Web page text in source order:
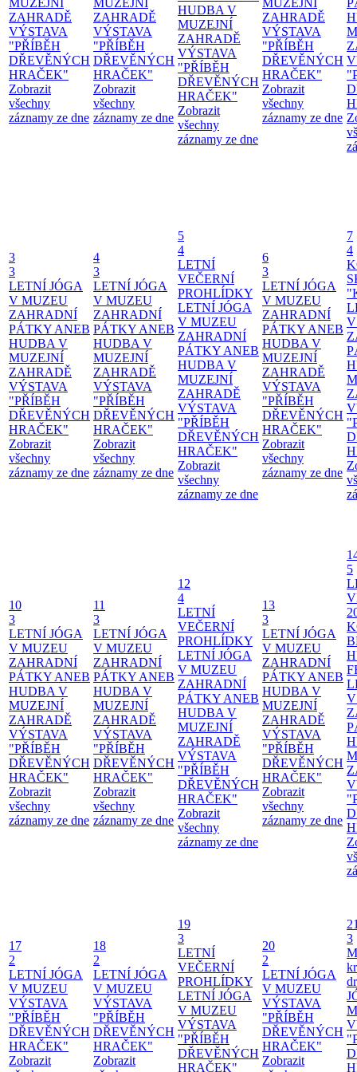
ZAHRADĚ
VÝSTAVA
"PŘÍBĚH
DŘEVĚNÝCH
HRAČEK"
Zobrazit
všechny
záznamy ze dne
ZAHRADĚ
VÝSTAVA
"PŘÍBĚH
DŘEVĚNÝCH
HRAČEK"
Zobrazit
všechny
záznamy ze dne
HUDBA V
MUZEJNÍ
ZAHRADĚ
VÝSTAVA
"PŘÍBĚH
DŘEVĚNÝCH
HRAČEK"
Zobrazit
všechny
záznamy ze dne
ZAHRADĚ
VÝSTAVA
"PŘÍBĚH
DŘEVĚNÝCH
HRAČEK"
Zobrazit
všechny
záznamy ze dne
3
3
LETNÍ JÓGA
V MUZEU
ZAHRADNÍ
PÁTKY ANEB
HUDBA V
MUZEJNÍ
ZAHRADĚ
VÝSTAVA
"PŘÍBĚH
DŘEVĚNÝCH
HRAČEK"
Zobrazit
všechny
záznamy ze dne
4
3
LETNÍ JÓGA
V MUZEU
ZAHRADNÍ
PÁTKY ANEB
HUDBA V
MUZEJNÍ
ZAHRADĚ
VÝSTAVA
"PŘÍBĚH
DŘEVĚNÝCH
HRAČEK"
Zobrazit
všechny
záznamy ze dne
5
4
LETNÍ
VEČERNÍ
PROHLÍDKY
LETNÍ JÓGA
V MUZEU
ZAHRADNÍ
PÁTKY ANEB
HUDBA V
MUZEJNÍ
ZAHRADĚ
VÝSTAVA
"PŘÍBĚH
DŘEVĚNÝCH
HRAČEK"
Zobrazit
všechny
záznamy ze dne
6
3
LETNÍ JÓGA
V MUZEU
ZAHRADNÍ
PÁTKY ANEB
HUDBA V
MUZEJNÍ
ZAHRADĚ
VÝSTAVA
"PŘÍBĚH
DŘEVĚNÝCH
HRAČEK"
Zobrazit
všechny
záznamy ze dne
7
4
10
3
LETNÍ JÓGA
V MUZEU
ZAHRADNÍ
PÁTKY ANEB
HUDBA V
MUZEJNÍ
ZAHRADĚ
VÝSTAVA
"PŘÍBĚH
DŘEVĚNÝCH
HRAČEK"
Zobrazit
všechny
záznamy ze dne
11
3
LETNÍ JÓGA
V MUZEU
ZAHRADNÍ
PÁTKY ANEB
HUDBA V
MUZEJNÍ
ZAHRADĚ
VÝSTAVA
"PŘÍBĚH
DŘEVĚNÝCH
HRAČEK"
Zobrazit
všechny
záznamy ze dne
12
4
LETNÍ
VEČERNÍ
PROHLÍDKY
LETNÍ JÓGA
V MUZEU
ZAHRADNÍ
PÁTKY ANEB
HUDBA V
MUZEJNÍ
ZAHRADĚ
VÝSTAVA
"PŘÍBĚH
DŘEVĚNÝCH
HRAČEK"
Zobrazit
všechny
záznamy ze dne
13
3
LETNÍ JÓGA
V MUZEU
ZAHRADNÍ
PÁTKY ANEB
HUDBA V
MUZEJNÍ
ZAHRADĚ
VÝSTAVA
"PŘÍBĚH
DŘEVĚNÝCH
HRAČEK"
Zobrazit
všechny
záznamy ze dne
5
17
2
LETNÍ JÓGA
V MUZEU
VÝSTAVA
"PŘÍBĚH
DŘEVĚNÝCH
HRAČEK"
Zobrazit
18
2
LETNÍ JÓGA
V MUZEU
VÝSTAVA
"PŘÍBĚH
DŘEVĚNÝCH
HRAČEK"
Zobrazit
19
3
LETNÍ
VEČERNÍ
PROHLÍDKY
LETNÍ JÓGA
V MUZEU
VÝSTAVA
"PŘÍBĚH
DŘEVĚNÝCH
HRAČEK"
20
2
LETNÍ JÓGA
V MUZEU
VÝSTAVA
"PŘÍBĚH
DŘEVĚNÝCH
HRAČEK"
Zobrazit
3